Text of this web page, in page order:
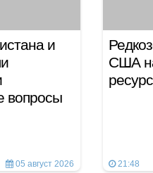
и
вопросы
05 август 2026
США
21:48